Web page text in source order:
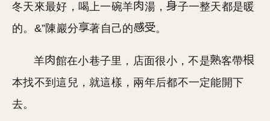
冬天來最好，喝上一碗羊
湯，
子一整天都是暖
的。&”陳巖分
著自己的 。
羊 館在小巷子里，店面很小，不是
客帶
本找不到這兒，就這樣，兩年后都不一定能開下
去。